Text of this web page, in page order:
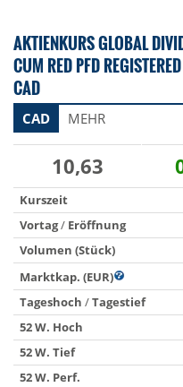
AKTIENKURS GLOBAL
CUM RED PFD
CAD
CAD MEHR
10,63
Kurszeit
Vortag/ Eröffnung
Volumen (Stück)
Marktkap. (EUR)
Tageshoch /Tagestief
52 W. Hoch
52 W. Tief
52 W. Perf.